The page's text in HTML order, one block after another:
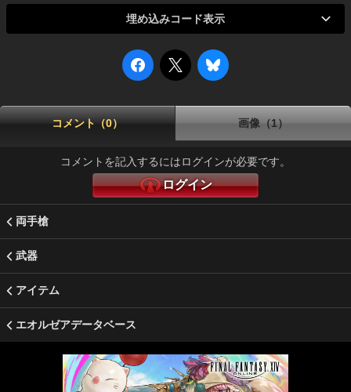
埋め込みコード表示
コメント（0） 画像（1）
コメントを記入するにはログインが必要です。
ログイン
両手槍
武器
アイテム
エオルゼアデータベース